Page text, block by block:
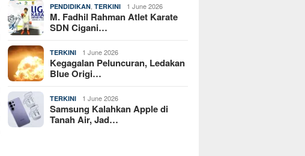
PENDIDIKAN ,TERKINI 1 June 2026
M. Fadhil Rahman Atlet Karate
SDN Cigani…
TERKINI 1 June 2026
Kegagalan Peluncuran, Ledakan
Blue Origi…
TERKINI 1 June 2026
Samsung Kalahkan Apple di
Tanah Air, Jad…